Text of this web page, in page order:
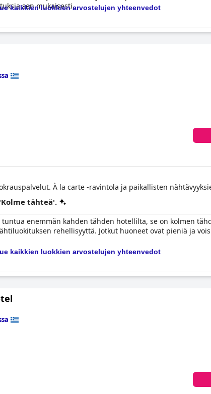
sen mukaisesti.
kaikkien luokkien arvostelujen yhteenvedot
À la carte -ravintola ja paikallisten
tähteä'.
enemmän kahden tähden hotellilta, se on kolmen
rehellisyyttä. Jotkut huoneet ovat pieniä ja
kaikkien luokkien arvostelujen yhteenvedot